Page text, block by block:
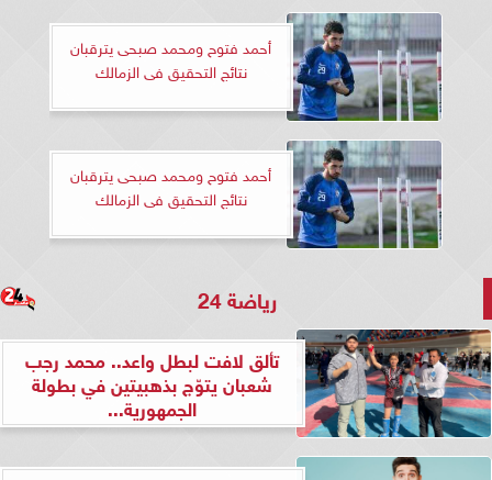
أحمد فتوح ومحمد صبحى يترقبان
نتائج التحقيق فى الزمالك
أحمد فتوح ومحمد صبحى يترقبان
نتائج التحقيق فى الزمالك
رياضة 24
تألق لافت لبطل واعد.. محمد رجب
شعبان يتوّج بذهبيتين في بطولة
الجمهورية...